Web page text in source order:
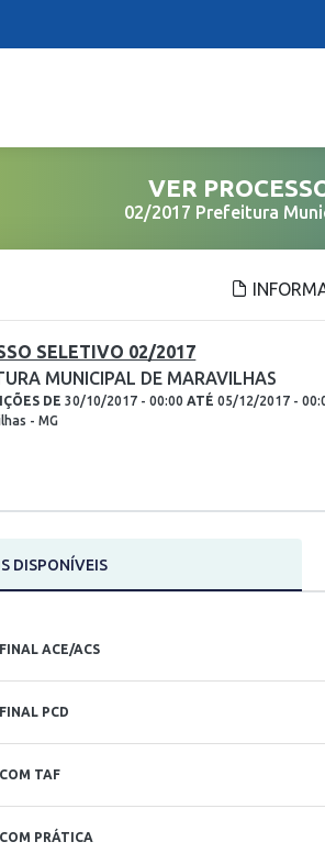
VER
02/2017 Prefeitura
SELETIVO 02/2017
MUNICIPAL DE MARAVILHAS
DE 30/10/2017 - 00:00ATÉ 05/12/2017 -
- MG
DISPONÍVEIS
ACE/ACS
PCD
TAF
PRÁTICA